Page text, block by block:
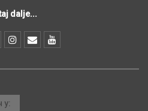
dalje...
у: